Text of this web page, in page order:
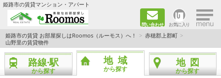
姫路市の賃貸マンション・アパート
問い合わせ お気に入り ×
TOPページ
ファミリー向けの部屋を探す
姫路市の賃貸 お部屋探しはRoomos（ルーモス）へ！
赤穂郡上郡町
山野里の賃貸物件
路線·駅
から探す
地域
から探す
地図
から探す